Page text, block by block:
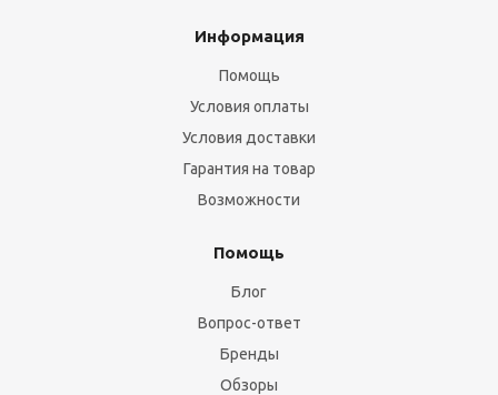
Информация
Помощь
Условия оплаты
Условия доставки
Гарантия на товар
Возможности
Помощь
Блог
Вопрос-ответ
Бренды
Обзоры